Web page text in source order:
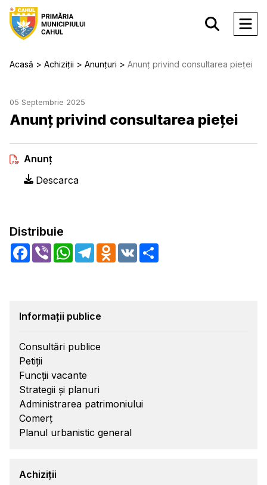
Acasă Achiziții Anunțuri Anunţ privind consultarea pieţei
05 Septembrie 2025
Anunţ privind consultarea pieţei
Anunţ
Descarca
Distribuie
Facebook
Viber WhatsApp
TelegramOdnoklassniki
VK
Informații publice
Consultări publice
Petiții
Funcții vacante
Strategii și planuri
Administrarea patrimoniului
Comerț
Planul urbanistic general
Achiziții